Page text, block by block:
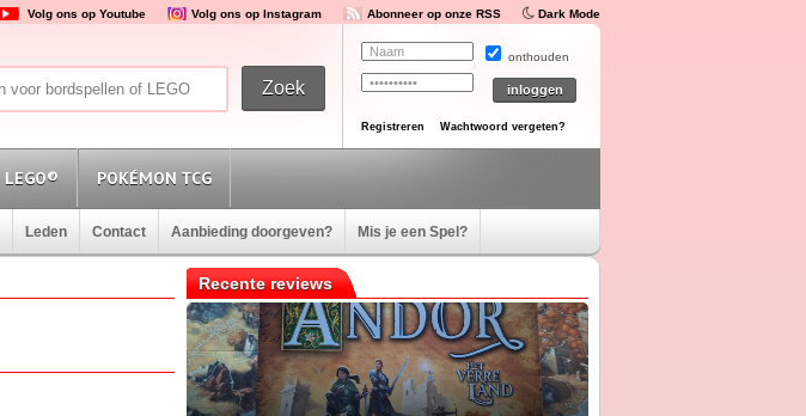
Volg ons op Youtube Volg ons op Instagram Abonneer op onze RSS Dark Mode
onthouden
Registreren Wachtwoord vergeten?
LEGO® POKÉMON TCG
Leden Contact Aanbieding doorgeven? Mis je een Spel?
Recente reviews